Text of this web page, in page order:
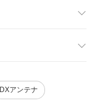
DXアンテナ